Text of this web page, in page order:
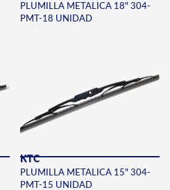
PLUMILLA METALICA 18" 304-
PMT-18 UNIDAD
KTC
PLUMILLA METALICA 15" 304-
PMT-15 UNIDAD